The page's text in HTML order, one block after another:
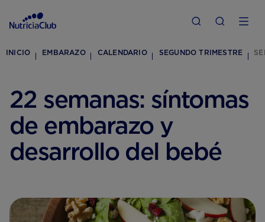
INICIO EMBARAZO CALENDARIO SEGUNDO TRIMESTRE
22 semanas: síntomas
de embarazo y
desarrollo del bebé